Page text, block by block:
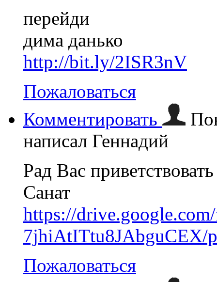
перейди
дима данько
http://bit.ly/2ISR3nV
Пожаловаться
Комментировать
написал Геннадий
Рад Вас приветствовать
Санат
https://
7jhiAtITtu8JAbguCEX/
Пожаловаться